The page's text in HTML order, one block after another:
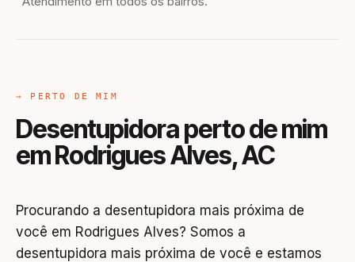
→ PERTO DE MIM
Desentupidora perto de mim
em Rodrigues Alves, AC
Procurando a desentupidora mais próxima de
você em Rodrigues Alves? Somos a
desentupidora mais próxima de você e estamos